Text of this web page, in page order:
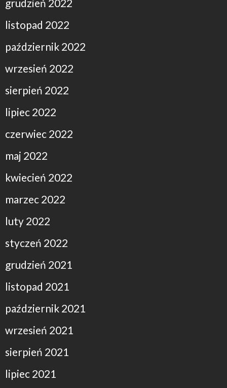
grudzień 2022
listopad 2022
październik 2022
wrzesień 2022
sierpień 2022
lipiec 2022
czerwiec 2022
maj 2022
kwiecień 2022
marzec 2022
luty 2022
styczeń 2022
grudzień 2021
listopad 2021
październik 2021
wrzesień 2021
sierpień 2021
lipiec 2021